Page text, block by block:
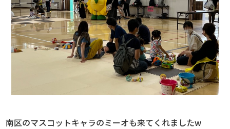
南区のマスコットキャラのミーオも来てくれましたw